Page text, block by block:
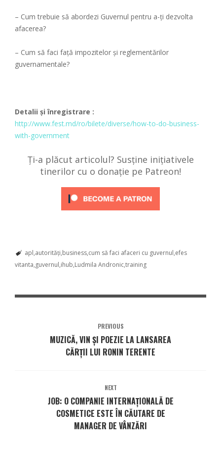
– Cum trebuie să abordezi Guvernul pentru a-ţi dezvolta
afacerea?
– Cum să faci față impozitelor şi reglementărilor
guvernamentale?
Detalii și înregistrare :
http://www.fest.md/ro/bilete/diverse/how-to-do-business-
with-government
Ți-a plăcut articolul? Susține inițiativele
tinerilor cu o donație pe Patreon!
apl autorități business cum să faci afaceri cu guvernul efes
vitanta guvernul ihub Ludmila Andronictraining
PREVIOUS
MUZICĂ, VIN ȘI POEZIE LA LANSAREA
CĂRȚII LUI RONIN TERENTE
NEXT
JOB: O COMPANIE INTERNAȚIONALĂ DE
COSMETICE ESTE ÎN CĂUTARE DE
MANAGER DE VÂNZĂRI